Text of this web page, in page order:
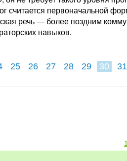
считается первоначальной
речь — более поздним
навыков.
25 26 27 28 29 30 31